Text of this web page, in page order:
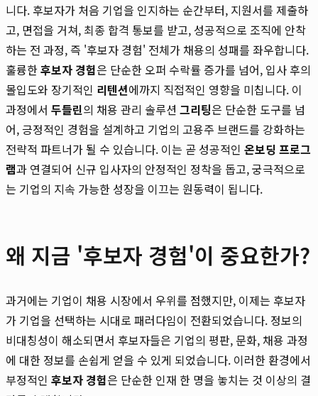
니다. 후보자가 처음 기업을 인지하는 순간부터, 지원서를 제출하
고, 면접을 거쳐, 최종 합격 통보를 받고, 성공적으로 조직에 안착
하는 전 과정, 즉 '후보자 경험' 전체가 채용의 성패를 좌우합니다.
훌륭한후보자 경험은 단순한 오퍼 수락률 증가를 넘어, 입사 후의
몰입도와 장기적인 리텐션에까지 직접적인 영향을 미칩니다. 이
과정에서 두들린의 채용 관리 솔루션 그리팅은 단순한 도구를 넘
어, 긍정적인 경험을 설계하고 기업의 고용주 브랜드를 강화하는
전략적 파트너가 될 수 있습니다. 이는 곧 성공적인 온보딩 프로그
램과 연결되어 신규 입사자의 안정적인 정착을 돕고, 궁극적으로
는 기업의 지속 가능한 성장을 이끄는 원동력이 됩니다.
왜 지금 '후보자 경험'이 중요한가?
과거에는 기업이 채용 시장에서 우위를 점했지만, 이제는 후보자
가 기업을 선택하는 시대로 패러다임이 전환되었습니다. 정보의
비대칭성이 해소되면서 후보자들은 기업의 평판, 문화, 채용 과정
에 대한 정보를 손쉽게 얻을 수 있게 되었습니다. 이러한 환경에서
부정적인 후보자 경험은 단순한 인재 한 명을 놓치는 것 이상의 결